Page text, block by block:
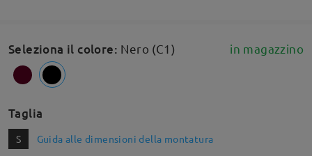
Seleziona il colore: Nero (C1) in magazzino
Taglia
S Guida alle dimensioni della montatura